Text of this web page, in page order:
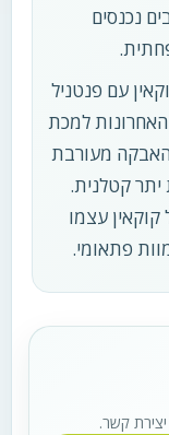
נכנסים
עם פנטניל
למכת
מעורבת
יתר קטלנית.
קוקאין עצמו
פתאומי.
קשר.